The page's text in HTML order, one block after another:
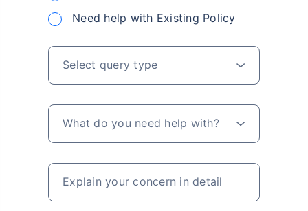
India refer to the IRDAI website www.irdai.gov.in
Need help with Existing Policy
Select query type
What do you need help with?
Explain your concern in detail